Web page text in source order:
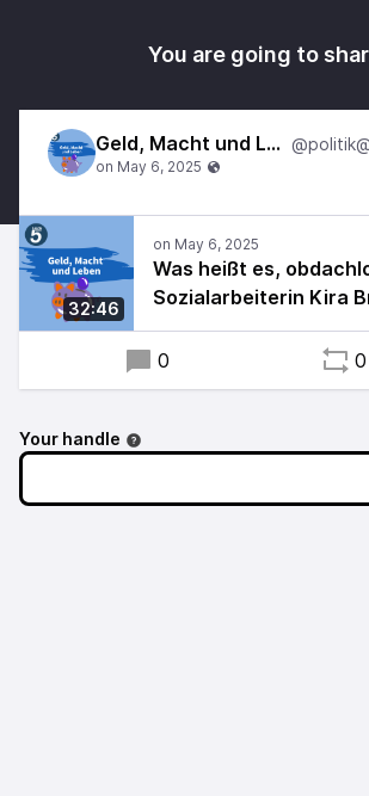
You are going to
Geld, Macht und Leben
32:46
Was heißt es,
Sozialarbeiterin Kira
0 0
Your handle